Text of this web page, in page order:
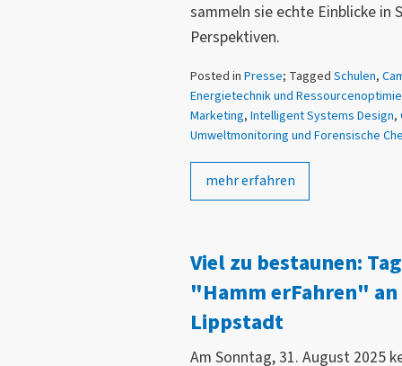
sammeln sie echte Einblicke in
Perspektiven.
Posted in Presse; Tagged Schulen,
Energietechnik und
Marketing, Intelligent Systems Design,
Umweltmonitoring und Forensische
mehr erfahren
Viel zu bestaunen:
"Hamm erFahren"
Lippstadt
Am Sonntag, 31. August 2025